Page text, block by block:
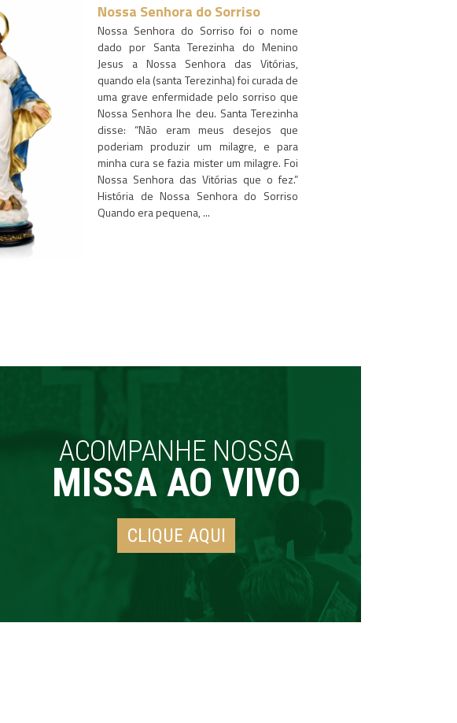
Nossa Senhora do Sorriso
Nossa Senhora do Sorriso foi o nome
dado por Santa Terezinha do Menino
Jesus a Nossa Senhora das Vitórias,
quando ela (santa Terezinha) foi curada de
uma grave enfermidade pelo sorriso que
Nossa Senhora lhe deu. Santa Terezinha
disse: “Não eram meus desejos que
poderiam produzir um milagre, e para
minha cura se fazia mister um milagre. Foi
Nossa Senhora das Vitórias que o fez.”
História de Nossa Senhora do Sorriso
Quando era pequena, ...
ACOMPANHE NOSSA
MISSA AO VIVO
CLIQUE AQUI